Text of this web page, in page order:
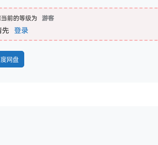
前的等级为 游客
先 登录
网盘